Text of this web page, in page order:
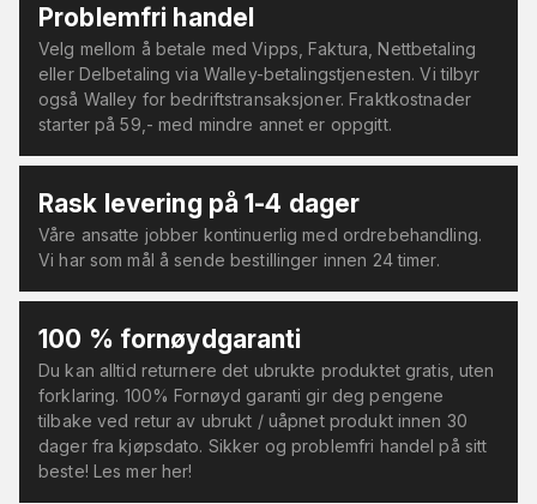
Problemfri handel
Velg mellom å betale med Vipps, Faktura, Nettbetaling
eller Delbetaling via Walley-betalingstjenesten. Vi tilbyr
også Walley for bedriftstransaksjoner. Fraktkostnader
starter på 59,- med mindre annet er oppgitt.
Rask levering på 1-4 dager
Våre ansatte jobber kontinuerlig med ordrebehandling.
Vi har som mål å sende bestillinger innen 24 timer.
100 % fornøydgaranti
Du kan alltid returnere det ubrukte produktet gratis, uten
forklaring. 100% Fornøyd garanti gir deg pengene
tilbake ved retur av ubrukt / uåpnet produkt innen 30
dager fra kjøpsdato. Sikker og problemfri handel på sitt
beste! Les mer her!